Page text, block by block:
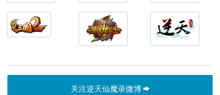
关注逆天仙魔录微博